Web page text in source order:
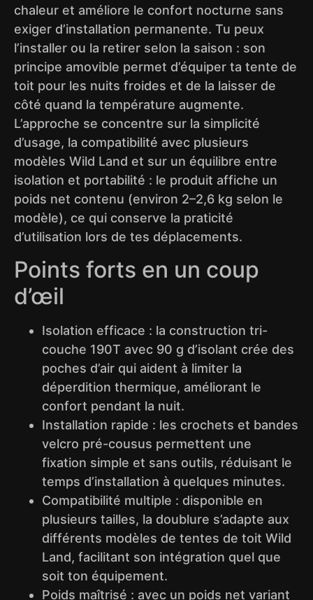
chaleur et améliore le confort nocturne sans
exiger d’installation permanente. Tu peux
l’installer ou la retirer selon la saison : son
principe amovible permet d’équiper ta tente de
toit pour les nuits froides et de la laisser de
côté quand la température augmente.
L’approche se concentre sur la simplicité
d’usage, la compatibilité avec plusieurs
modèles Wild Land et sur un équilibre entre
isolation et portabilité : le produit affiche un
poids net contenu (environ 2–2,6 kg selon le
modèle), ce qui conserve la praticité
d’utilisation lors de tes déplacements.
Points forts en un coup
d’œil
Isolation efficace : la construction tri-
couche 190T avec 90 g d’isolant crée des
poches d’air qui aident à limiter la
déperdition thermique, améliorant le
confort pendant la nuit.
Installation rapide : les crochets et bandes
velcro pré-cousus permettent une
fixation simple et sans outils, réduisant le
temps d’installation à quelques minutes.
Compatibilité multiple : disponible en
plusieurs tailles, la doublure s’adapte aux
différents modèles de tentes de toit Wild
Land, facilitant son intégration quel que
soit ton équipement.
Poids maîtrisé : avec un poids net variant